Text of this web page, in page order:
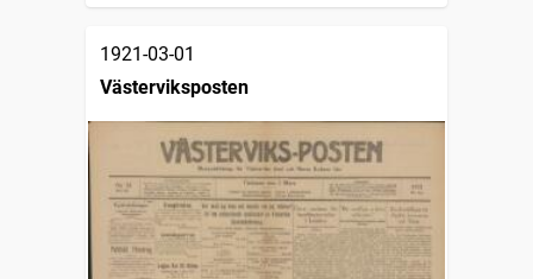
1921-03-01
Västerviksposten